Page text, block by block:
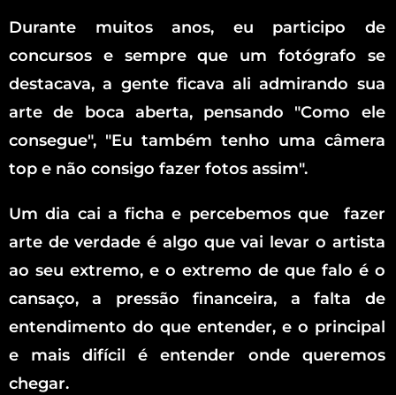
Durante muitos anos, eu participo de
concursos e sempre que um fotógrafo se
destacava, a gente ficava ali admirando sua
arte de boca aberta, pensando "Como ele
consegue", "Eu também tenho uma câmera
top e não consigo fazer fotos assim".
Um dia cai a ficha e percebemos que fazer
arte de verdade é algo que vai levar o artista
ao seu extremo, e o extremo de que falo é o
cansaço, a pressão financeira, a falta de
entendimento do que entender, e o principal
e mais difícil é entender onde queremos
chegar.